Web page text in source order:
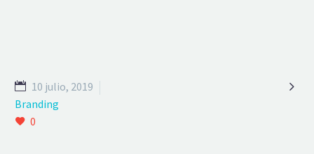

10 julio, 2019
Branding
0